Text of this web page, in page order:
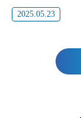
2025.05.23